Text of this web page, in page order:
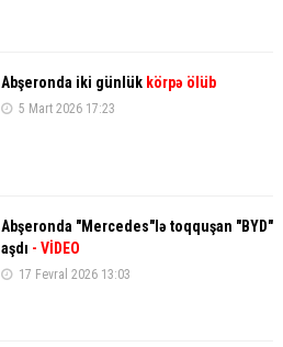
Abşeronda iki günlük körpə ölüb
5 Mart 2026 17:23
Abşeronda "Mercedes"lə toqquşan "BYD"
aşdı - VİDEO
17 Fevral 2026 13:03